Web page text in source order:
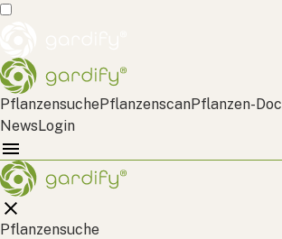
PflanzensuchePflanzenscanPflanzen-Doc
NewsLogin
Pflanzensuche